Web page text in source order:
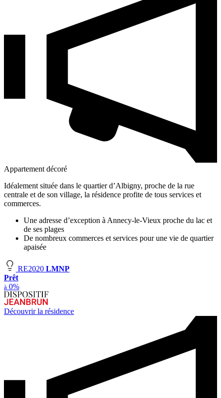
Appartement décoré
Idéalement située dans le quartier d’Albigny, proche de la rue
centrale et de son village, la résidence profite de tous services et
commerces.
Une adresse d’exception à Annecy-le-Vieux proche du lac et
de ses plages
De nombreux commerces et services pour une vie de quartier
apaisée
RE2020 LMNP
Prêt
à 0%
Découvrir la résidence